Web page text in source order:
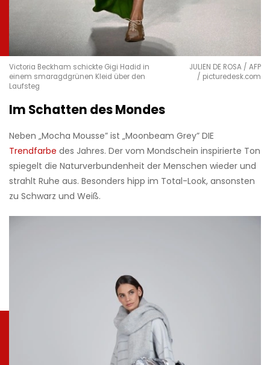
Victoria Beckham schickte Gigi Hadid in
einem smaragdgrünen Kleid über den
Laufsteg
JULIEN DE ROSA / AFP
/ picturedesk.com
Im Schatten des Mondes
Neben „Mocha Mousse” ist „Moonbeam Grey” DIE
Trendfarbe des Jahres. Der vom Mondschein inspirierte Ton
spiegelt die Naturverbundenheit der Menschen wieder und
strahlt Ruhe aus. Besonders hipp im Total-Look, ansonsten
zu Schwarz und Weiß.